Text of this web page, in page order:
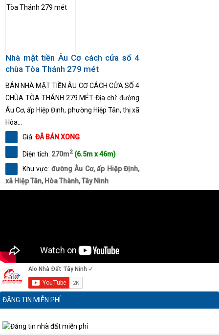
Nhà mặt tiền Âu Cơ cách cửa số 4
chùa Tòa Thánh 279 mét
BÁN NHÀ MẶT TIỀN ÂU CƠ CÁCH CỬA SỐ 4
CHÙA TÒA THÁNH 279 MÉT Địa chỉ: đường
Âu Cơ, ấp Hiệp Định, phường Hiệp Tân, thị xã
Hòa...
Giá: ĐÃ BÁN XONG
Diện tích: 270m2 (6.5m x 46m)
Khu vực: đường Âu Cơ, ấp Hiệp Định,
xã Hiệp Tân, Hòa Thành, Tây Ninh
ĐĂNG TIN MIỄN PHÍ